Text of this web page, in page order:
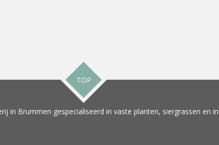
TOP
in Brummen gespecialiseerd in vaste planten, siergrassen en